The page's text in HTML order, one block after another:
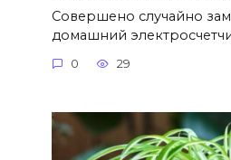
Совершено случайно
домашний
0 29